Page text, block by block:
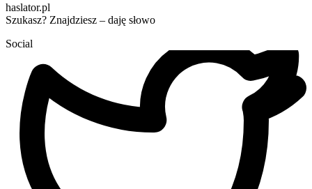
haslator.pl
Szukasz? Znajdziesz – daję słowo
Social